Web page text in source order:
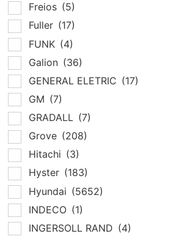
Freios (5)
Fuller (17)
FUNK (4)
Galion (36)
GENERAL ELETRIC (17)
GM (7)
GRADALL (7)
Grove (208)
Hitachi (3)
Hyster (183)
Hyundai (5652)
INDECO (1)
INGERSOLL RAND (4)